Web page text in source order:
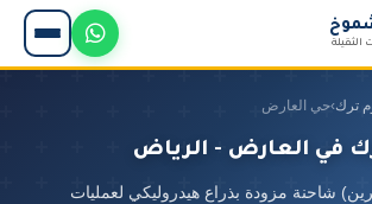
الثقيلة
ترك›حي العارض
في العارض - الرياض
شاحنة مزودة بذراع هيدروليكي لعمليات